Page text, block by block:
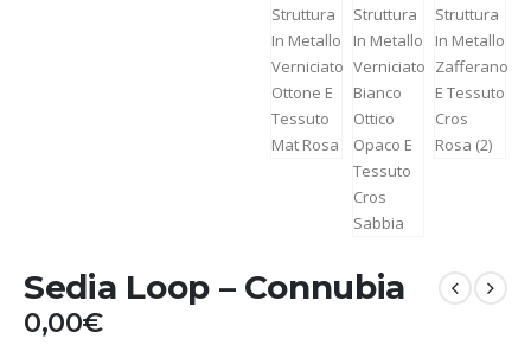
Sedia Loop – Connubia
0,00€